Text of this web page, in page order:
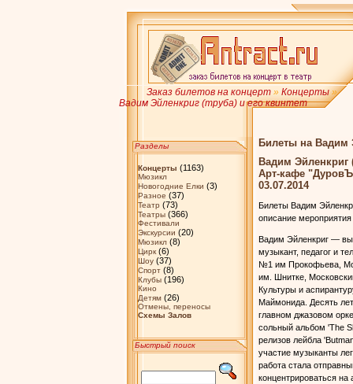
Заказ билетов на концерт» Концерты»
Вадим Эйленкриг (труба) и его квинтет
Разделы
Концерты (1163)
Мюзикл
Новогодние Елки (3)
Разное (37)
Театр (73)
Театры(366)
Фестивали
Экскурсии (20)
Мюзикл(8)
Цирк(6)
Шоу(37)
Спорт(8)
Клубы(196)
Кино
Детям(26)
Отмены, переносы
Схемы Залов
Быстрый поиск
Билеты на Вадим
Вадим Эйленкриг
Арт-кафе
03.07.2014
Билеты Вадим
описание мероприятия
Вадим Эйленкриг —
музыкант, педагог и
№1 им Прокофьева,
им. Шнитке,
Культуры и
Маймонида. Десять
главном джазовом
сольный альбом 'The
релизов лейбла
участие музыканты
работа стала
концентрироваться